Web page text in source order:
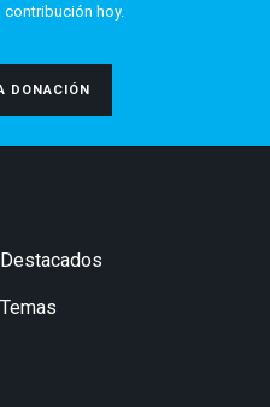
contribución hoy.
DONACIÓN
Destacados
Temas